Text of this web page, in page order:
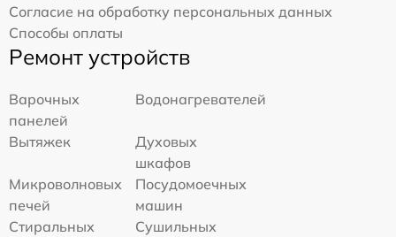
Согласие на обработку персональных данных
Способы оплаты
Ремонт устройств
Варочных
панелей
Водонагревателей
Вытяжек
Духовых
шкафов
Микроволновых
печей
Посудомоечных
машин
Стиральных
Сушильных